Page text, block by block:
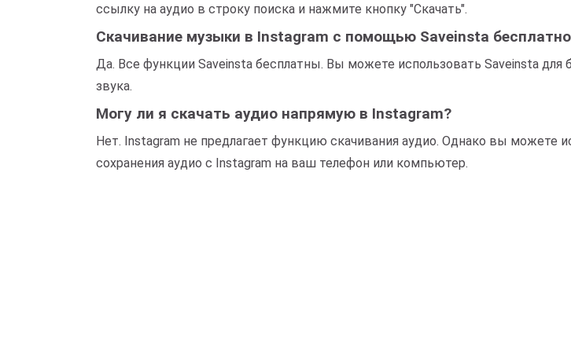
ссылку на аудио в строку поиска и нажмите кнопку "Скачать".
Скачивание музыки в Instagram с помощью Saveinsta
Да. Все функции Saveinsta бесплатны. Вы можете использовать Saveinsta для
звука.
Могу ли я скачать аудио напрямую в Instagram?
Нет. Instagram не предлагает функцию скачивания аудио. Однако вы можете
сохранения аудио с Instagram на ваш телефон или компьютер.